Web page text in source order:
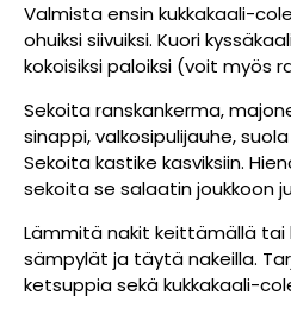
Valmista ensin kukkakaali-
ohuiksi siivuiksi. Kuori
kokoisiksi paloiksi (voit myös
Sekoita ranskankerma,
sinappi, valkosipulijauhe,
Sekoita kastike kasviksiin.
sekoita se salaatin joukkoon
Lämmitä nakit keittämällä
sämpylät ja täytä nakeilla.
ketsuppia sekä kukkakaali-